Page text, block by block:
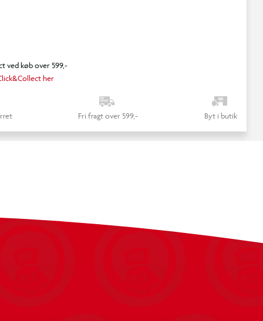
ved køb over 599,-
her
Fri fragt over 599,- Byt i butik